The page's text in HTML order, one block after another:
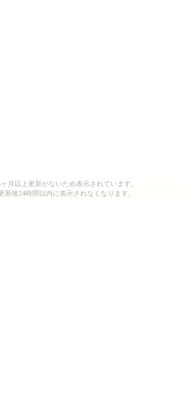
月以上更新がないため表示されています。
新後24時間以内に表示されなくなります。